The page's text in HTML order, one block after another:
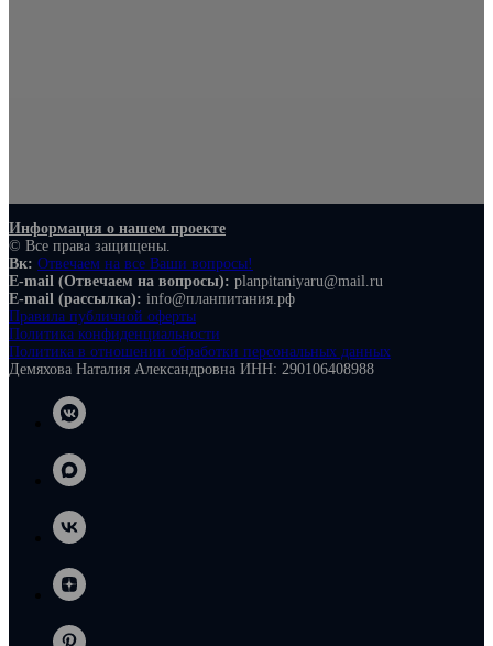
Информация о нашем проекте
© Все права защищены.
Вк: Отвечаем на все Ваши вопросы!
E-mail (Отвечаем на вопросы): planpitaniyaru@mail.ru
E-mail (рассылка): info@планпитания.рф
Правила публичной оферты
Политика конфиденциальности
Политика в отношении обработки персональных данных
Демяхова Наталия Александровна ИНН: 290106408988